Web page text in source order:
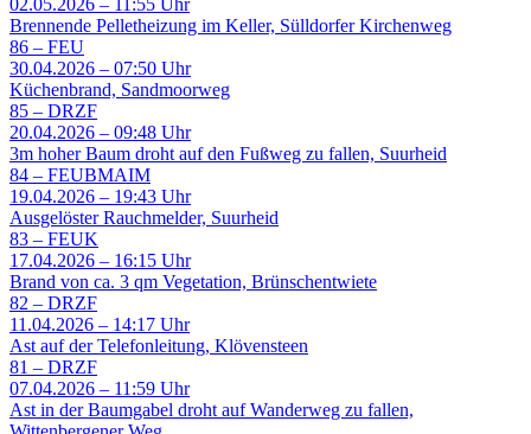
Brennende Pelletheizung im Keller, Sülldorfer Kirchenweg
86 – FEU
30.04.2026 – 07:50 Uhr
Küchenbrand, Sandmoorweg
85 – DRZF
20.04.2026 – 09:48 Uhr
3m hoher Baum droht auf den Fußweg zu fallen, Suurheid
84 – FEUBMAIM
19.04.2026 – 19:43 Uhr
Ausgelöster Rauchmelder, Suurheid
83 – FEUK
17.04.2026 – 16:15 Uhr
Brand von ca. 3 qm Vegetation, Brünschentwiete
82 – DRZF
11.04.2026 – 14:17 Uhr
Ast auf der Telefonleitung, Klövensteen
81 – DRZF
07.04.2026 – 11:59 Uhr
Ast in der Baumgabel droht auf Wanderweg zu fallen,